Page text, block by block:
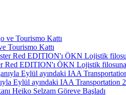
Tourismo Kattı
Red EDITION'ı ÖKN Lojistik filosuna
Eylül ayındaki IAA Transportation